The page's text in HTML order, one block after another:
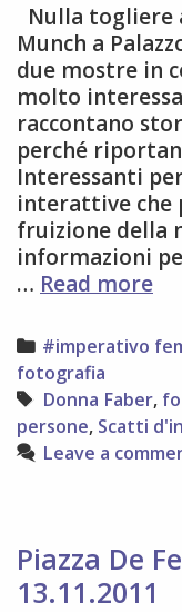
Nulla togliere
Munch a
due mostre in
molto
raccontano
perché
Interessanti
interattive che
fruizione della
informazioni
… Read moreNon
Categories
#imperativo
fotografia
Tags
Donna Faber,
persone, Scatti
Leave a
Piazza De
13.11.2011